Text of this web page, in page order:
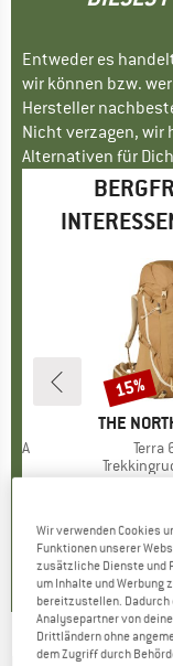
Entweder es
wir können bzw.
Hersteller
Nicht verzagen,
Alternativen für
FA
Preis
€
MARKE
THE
Artikel
Terra
Rabatt
15%
Wir verwenden Cookies
Funktionen unserer
zusätzliche Dienste und
um Inhalte und Werbung
bereitzustellen. Dadurch
Analysepartner von
Drittländern ohne
dem Zugriff durch